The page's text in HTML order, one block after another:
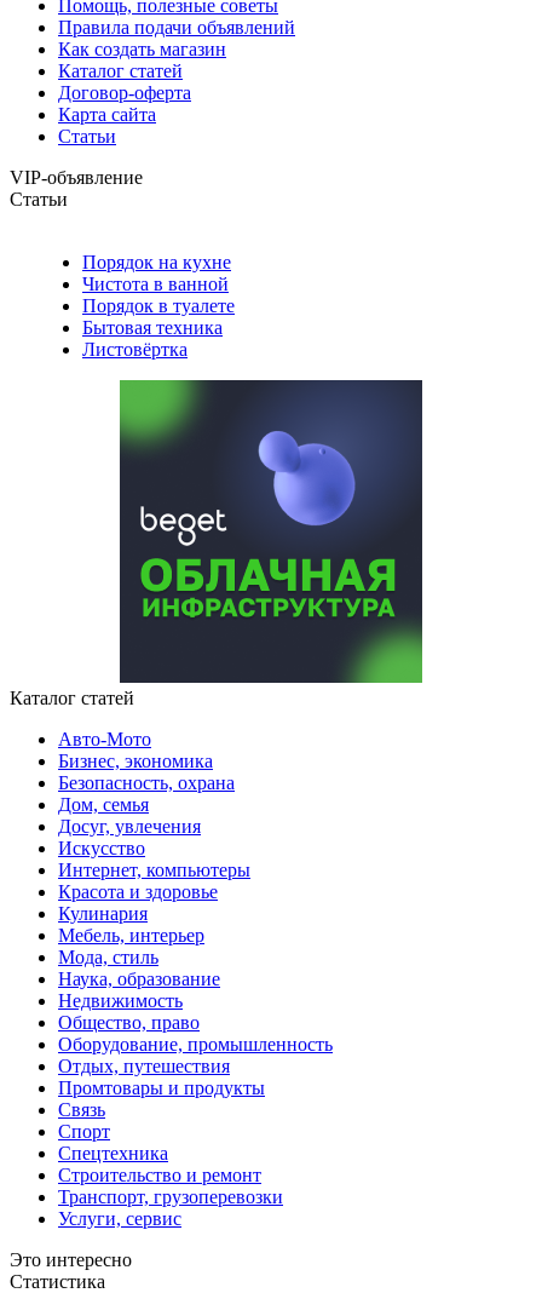
Помощь, полезные советы
Правила подачи объявлений
Как создать магазин
Каталог статей
Договор-оферта
Карта сайта
Статьи
VIP-объявление
Статьи
Порядок на кухне
Чистота в ванной
Порядок в туалете
Бытовая техника
Листовёртка
Каталог статей
Авто-Мото
Бизнес, экономика
Безопасность, охрана
Дом, семья
Досуг, увлечения
Искусство
Интернет, компьютеры
Красота и здоровье
Кулинария
Мебель, интерьер
Мода, стиль
Наука, образование
Недвижимость
Общество, право
Оборудование, промышленность
Отдых, путешествия
Промтовары и продукты
Связь
Спорт
Спецтехника
Строительство и ремонт
Транспорт, грузоперевозки
Услуги, сервис
Это интересно
Статистика